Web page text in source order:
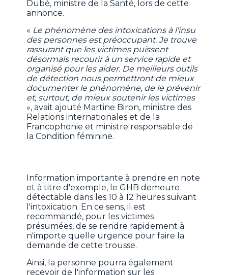
Dubé, ministre de la Santé, lors de cette
annonce.
« Le phénomène des intoxications à l'insu
des personnes est préoccupant. Je trouve
rassurant que les victimes puissent
désormais recourir à un service rapide et
organisé pour les aider. De meilleurs outils
de détection nous permettront de mieux
documenter le phénomène, de le prévenir
et, surtout, de mieux soutenir les victimes
», avait ajouté Martine Biron, ministre des
Relations internationales et de la
Francophonie et ministre responsable de
la Condition féminine.
Information importante à prendre en note
et à titre d'exemple, le GHB demeure
détectable dans les 10 à 12 heures suivant
l'intoxication. En ce sens, il est
recommandé, pour les victimes
présumées, de se rendre rapidement à
n'importe quelle urgence pour faire la
demande de cette trousse.
Ainsi, la personne pourra également
recevoir de l'information sur les